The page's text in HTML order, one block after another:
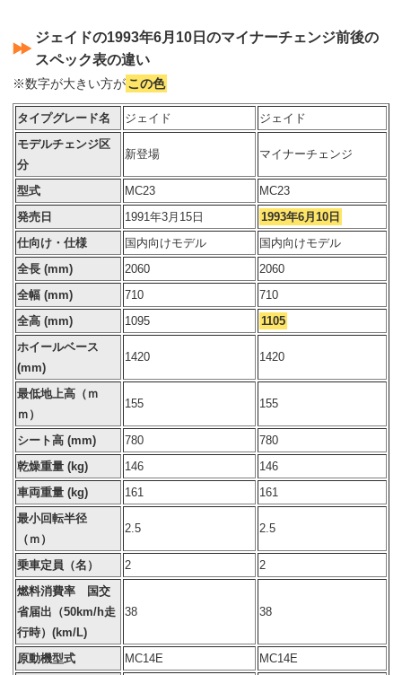
ジェイドの1993年6月10日のマイナーチェンジ前後の
スペック表の違い
※数字が大きい方がこの色
タイプグレード名 ジェイド
ジェイド
モデルチェンジ区
分
新登場 マイナーチェンジ
型式 MC23
MC23
発売日
1991年3月15日
1993年6月10日
仕向け・仕様
国内向けモデル
国内向けモデル
全長 (mm)
2060
2060
全幅 (mm)
710
710
全高 (mm)
1095
1105
ホイールベース
(mm)
1420 1420
最低地上高（ｍ
ｍ）
155 155
シート高 (mm) 780
780
乾燥重量 (kg)
146
146
車両重量 (kg)
161
161
最小回転半径
（ｍ）
2.5 2.5
乗車定員（名） 2
2
燃料消費率 国交
省届出（50km/h走
行時）(km/L)
38 38
原動機型式 MC14E
MC14E